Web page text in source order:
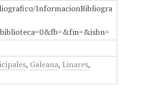
InformacionBibliogra
, Galeana, Linares,